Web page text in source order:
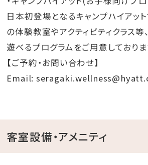
日本初登場となるキャンプハイアッ
の体験教室やアクティビティクラス等
遊べるプログラムをご用意しておりま
【ご予約・お問い合わせ】
Email:
客室設備・アメニティ